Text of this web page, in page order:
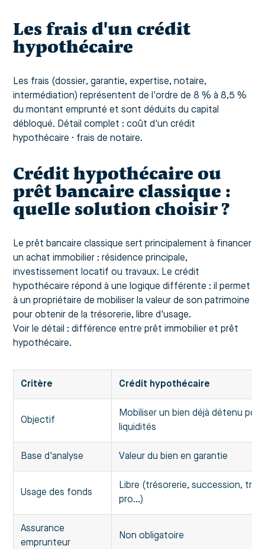
Les frais d'un crédit
hypothécaire
Les frais (dossier, garantie, expertise, notaire,
intermédiation) représentent de l'ordre de 8 % à 8,5 %
du montant emprunté et sont déduits du capital
débloqué. Détail complet :coût d'un crédit
hypothécaire · frais de notaire.
Crédit hypothécaire ou
prêt bancaire classique :
quelle solution choisir ?
Le prêt bancaire classique sert principalement à financer
un achat immobilier : résidence principale,
investissement locatif ou travaux. Le crédit
hypothécaire répond à une logique différente : il permet
à un propriétaire de mobiliser la valeur de son patrimoine
pour obtenir de la trésorerie, libre d'usage.
Voir le détail :différence entre prêt immobilier et prêt
hypothécaire.
Critère Crédit hypothécaire
Objectif
Mobiliser un bien déjà détenu
liquidités
Base d'analyse Valeur du bien en garantie
Usage des fonds
Libre (trésorerie, succession,
pro…)
Assurance
emprunteur
Non obligatoire